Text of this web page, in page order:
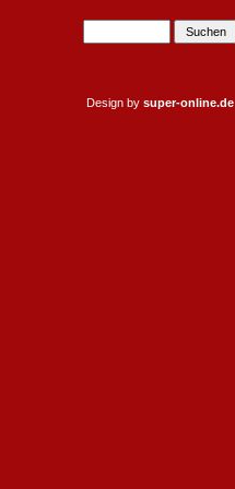
Design by super-online.de